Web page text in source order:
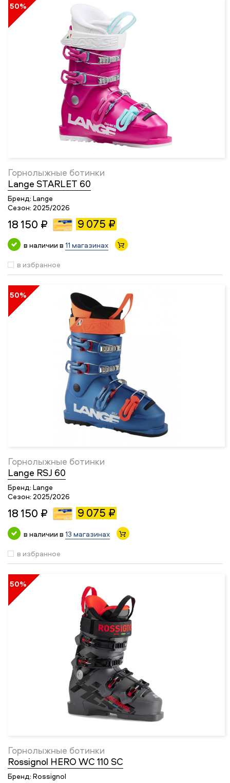
50%
Горнолыжные ботинки
Lange STARLET 60
Бренд: Lange
Сезон: 2025/2026
18 150 ₽ 9 075 ₽
в наличии в 11 магазинах
в избранное
50%
Горнолыжные ботинки
Lange RSJ 60
Бренд: Lange
Сезон: 2025/2026
18 150 ₽ 9 075 ₽
в наличии в 13 магазинах
в избранное
50%
Горнолыжные ботинки
Rossignol HERO WC 110 SC
Бренд: Rossignol